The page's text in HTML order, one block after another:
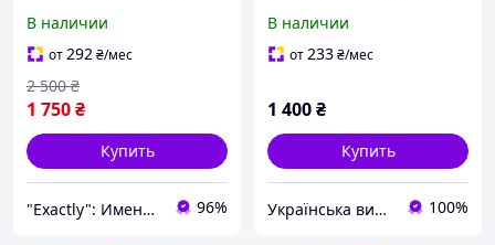
дизайнерская
Вышиванки для женщин
Женская вышиванка
В наличии
от292₴/мес
1 750₴
2 500 ₴
Купить
"Exactly": Именно то, что Вы искали! 96%
В наличии
от233₴/мес
1 400₴
Купить
Українська вишиванка 100%